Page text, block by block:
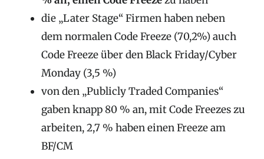
die „Later Stage“ Firmen haben neben
dem normalen Code Freeze (70,2%) auch
Code Freeze über den Black Friday/Cyber
Monday (3,5 %)
von den „Publicly Traded Companies“
gaben knapp 80 % an, mit Code Freezes zu
arbeiten, 2,7 % haben einen Freeze am
BF/CM